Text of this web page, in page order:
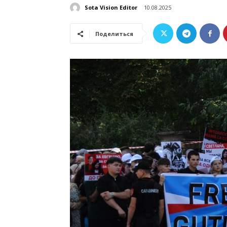
Sota Vision Editor 10.08.2025
Поделиться